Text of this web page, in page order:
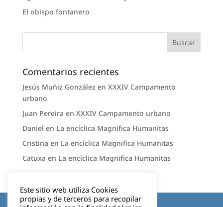
El obispo fontanero
Comentarios recientes
Jesús Muñiz González en XXXIV Campamento
urbano
Juan Pereira en XXXIV Campamento urbano
Daniel en La encíclica Magnifica Humanitas
Cristina en La encíclica Magnifica Humanitas
Catuxa en La encíclica Magnifica Humanitas
Aviso legal
Este sitio web utiliza Cookies
propias y de terceros para recopilar